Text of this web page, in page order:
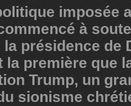
imposée
à
présidence de
la première que
Trump, un
sionisme